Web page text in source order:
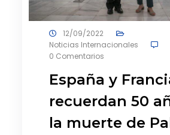
12/09/2022
Noticias Internacionales
0 Comentarios
España y
recuerdan 50
la muerte de